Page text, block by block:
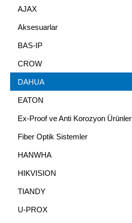
AJAX
Aksesuarlar
BAS-IP
CROW
DAHUA
EATON
Ex-Proof ve Anti Korozyon Ürünler
Fiber Optik Sistemler
HANWHA
HIKVISION
TIANDY
U-PROX